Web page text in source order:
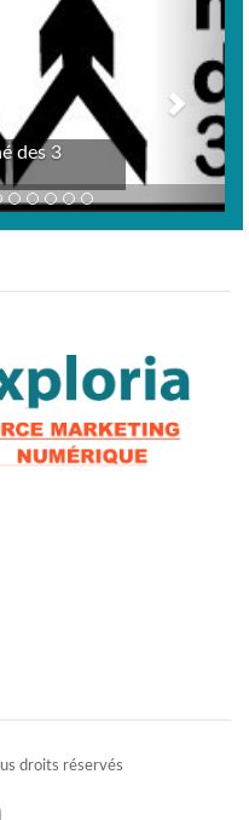
des 3
droits réservés